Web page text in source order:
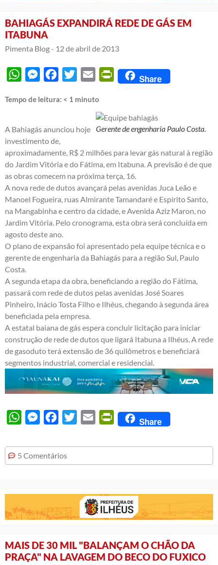
BAHIAGÁS EXPANDIRÁ REDE DE GÁS EM
ITABUNA
Pimenta Blog - 12 de abril de 2013
WhatsAppMessengerFacebook
Twitter Email PrintFriendly
Share
Tempo de leitura: < 1 minuto
Gerente de engenharia Paulo Costa.
A Bahiagás anunciou hoje
investimento de,
aproximadamente, R$ 2 milhões para levar gás natural à região
do Jardim Vitória e do Fátima, em Itabuna. A previsão é de que
as obras comecem na próxima terça, 16.
A nova rede de dutos avançará pelas avenidas Juca Leão e
Manoel Fogueira, ruas Almirante Tamandaré e Espírito Santo,
na Mangabinha e centro da cidade, e Avenida Aziz Maron, no
Jardim Vitória. Pelo cronograma, esta obra será concluída em
agosto deste ano.
O plano de expansão foi apresentado pela equipe técnica e o
gerente de engenharia da Bahiagás para a região Sul, Paulo
Costa.
A segunda etapa da obra, beneficiando a região do Fátima,
passará com rede de dutos pelas avenidas José Soares
Pinheiro, Inácio Tosta Filho e Ilhéus, chegando à segunda área
beneficiada pela empresa.
A estatal baiana de gás espera concluir licitação para iniciar
construção de rede de dutos que ligará Itabuna a Ilhéus. A rede
de gasoduto terá extensão de 36 quilômetros e beneficiará
segmentos industrial, comercial e residencial.
WhatsAppMessengerFacebook
Twitter Email PrintFriendly
Share
5 Comentários
MAIS DE 30 MIL "BALANÇAM O CHÃO DA
PRAÇA" NA LAVAGEM DO BECO DO FUXICO